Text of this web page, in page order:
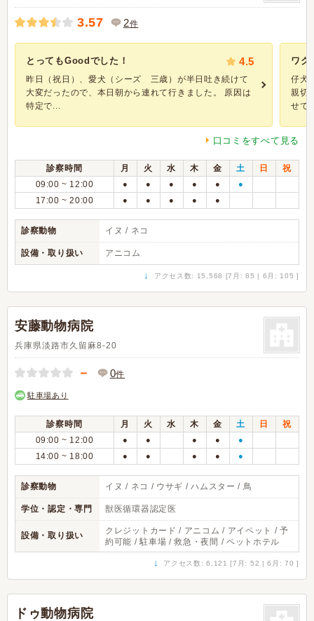
3.57 2件
とってもGoodでした！ 4.5
昨日（祝日）、愛犬（シーズ 三歳）が半日吐き続けて
大変だったので、本日朝から連れて行きました。 原因は
特定で...
ワク
仔犬
親切
せて
口コミをすべて見る
診察時間 月 火 水 木 金 土 日
祝
09:00 ~ 12:00
● ● ● ● ● ●
17:00 ~ 20:00 ● ● ● ● ●
診察動物 イヌ / ネコ
設備・取り扱い アニコム
↓ アクセス数: 15,568 [7月: 85 | 6月: 105 ]
安藤動物病院
兵庫県淡路市久留麻8-20
－ 0件
駐車場あり
診察時間 月 火 水 木 金 土 日
祝
09:00 ~ 12:00
● ● ● ● ●
14:00 ~ 18:00 ● ● ● ● ●
診察動物 イヌ / ネコ / ウサギ / ハムスター / 鳥
学位・認定・専門 獣医循環器認定医
設備・取り扱い
クレジットカード / アニコム / アイペット / 予
約可能 / 駐車場 / 救急・夜間 / ペットホテル
↓ アクセス数: 6,121 [7月: 52 | 6月: 70 ]
ドゥ動物病院